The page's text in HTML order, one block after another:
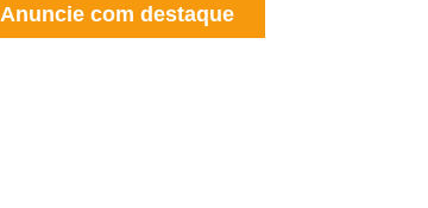
Anuncie com destaque